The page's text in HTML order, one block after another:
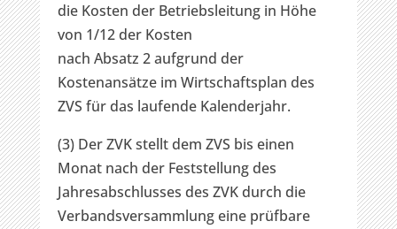
die Kosten der Betriebsleitung in Höhe
von 1/12 der Kosten
nach Absatz 2 aufgrund der
Kostenansätze im Wirtschaftsplan des
ZVS für das laufende Kalenderjahr.
(3) Der ZVK stellt dem ZVS bis einen
Monat nach der Feststellung des
Jahresabschlusses des ZVK durch die
Verbandsversammlung eine prüfbare